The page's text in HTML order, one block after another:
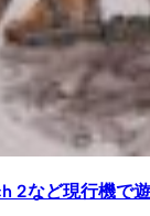
2など現行機